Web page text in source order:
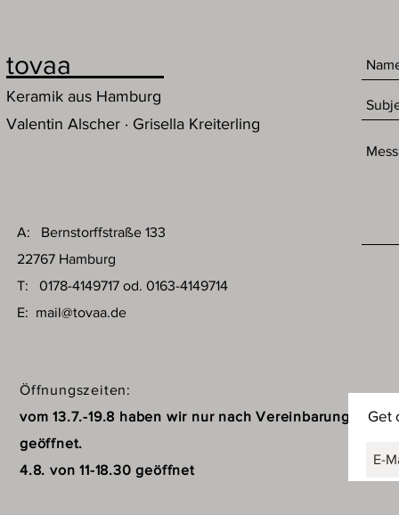
tovaa
Keramik aus Hamburg
Valentin Alscher · Grisella Kreiterling
A: Bernstorffstraße 133
22767 Hamburg
T: 0178-4149717 od. 0163-4149714
E: mail@tovaa.de
Öffnungszeiten:
vom 13.7.-19.8 haben wir nur nach Vereinbarung
geöffnet.
4.8. von 11-18.30 geöffnet
Get